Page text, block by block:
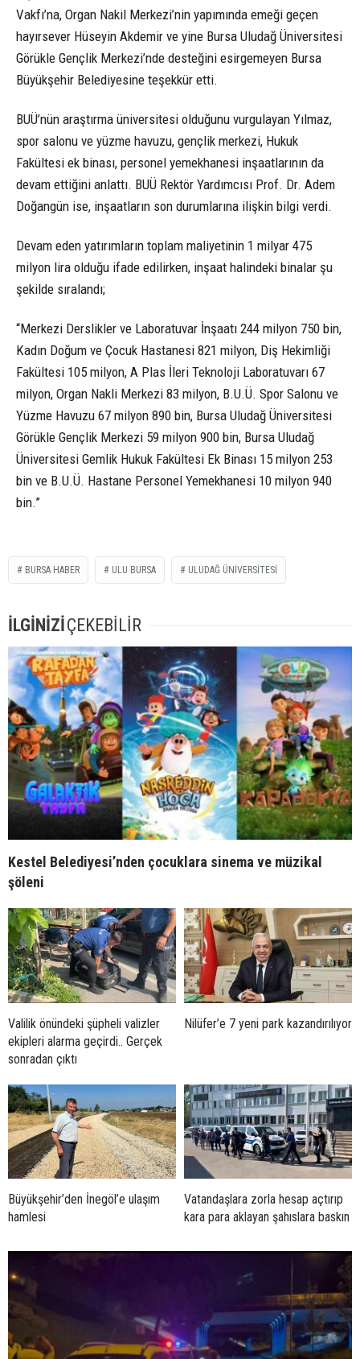
Vakfı’na, Organ Nakil Merkezi’nin yapımında emeği geçen
hayırsever Hüseyin Akdemir ve yine Bursa Uludağ Üniversitesi
Görükle Gençlik Merkezi’nde desteğini esirgemeyen Bursa
Büyükşehir Belediyesine teşekkür etti.
BUÜ’nün araştırma üniversitesi olduğunu vurgulayan Yılmaz,
spor salonu ve yüzme havuzu, gençlik merkezi, Hukuk
Fakültesi ek binası, personel yemekhanesi inşaatlarının da
devam ettiğini anlattı. BUÜ Rektör Yardımcısı Prof. Dr. Adem
Doğangün ise, inşaatların son durumlarına ilişkin bilgi verdi.
Devam eden yatırımların toplam maliyetinin 1 milyar 475
milyon lira olduğu ifade edilirken, inşaat halindeki binalar şu
şekilde sıralandı;
“Merkezi Derslikler ve Laboratuvar İnşaatı 244 milyon 750 bin,
Kadın Doğum ve Çocuk Hastanesi 821 milyon, Diş Hekimliği
Fakültesi 105 milyon, A Plas İleri Teknoloji Laboratuvarı 67
milyon, Organ Nakli Merkezi 83 milyon, B.U.Ü. Spor Salonu ve
Yüzme Havuzu 67 milyon 890 bin, Bursa Uludağ Üniversitesi
Görükle Gençlik Merkezi 59 milyon 900 bin, Bursa Uludağ
Üniversitesi Gemlik Hukuk Fakültesi Ek Binası 15 milyon 253
bin ve B.U.Ü. Hastane Personel Yemekhanesi 10 milyon 940
bin.”
BURSA HABER ULU BURSA ULUDAĞ ÜNIVERSITESI
İLGİNİZİÇEKEBİLİR
Kestel Belediyesi’nden çocuklara sinema ve müzikal
şöleni
Valilik önündeki şüpheli valizler
ekipleri alarma geçirdi.. Gerçek
sonradan çıktı
Nilüfer’e 7 yeni park kazandırılıyor
Büyükşehir’den İnegöl’e ulaşım
hamlesi
Vatandaşlara zorla hesap açtırıp
kara para aklayan şahıslara baskın